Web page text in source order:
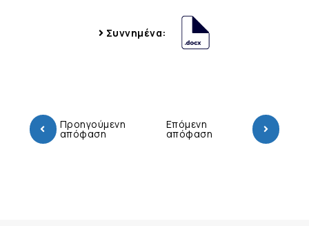
Συννημένα:
Προηγούμενη
απόφαση
Επόμενη
απόφαση